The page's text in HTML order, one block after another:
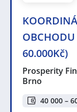
60.000Kč)
Prosperity
Brno
40 000 –